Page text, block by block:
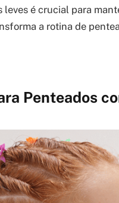
é crucial para
a rotina de
Penteados